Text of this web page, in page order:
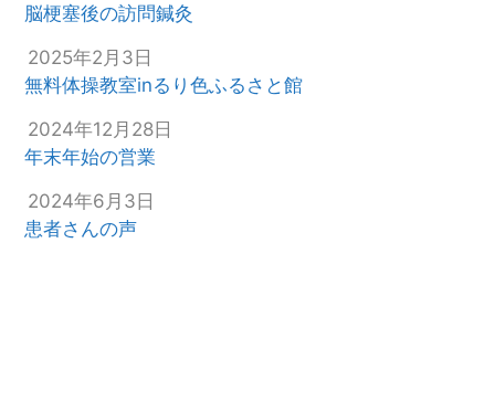
脳梗塞後の訪問鍼灸
2025年2月3日
無料体操教室inるり色ふるさと館
2024年12月28日
年末年始の営業
2024年6月3日
患者さんの声